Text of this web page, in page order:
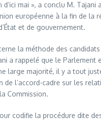
d’ici mai », a conclu M. Tajani
européenne à la fin de la
et de gouvernement.
la méthode des
a rappelé que le Parlement
large majorité, il y a tout
de l’accord-cadre sur les
Commission.
codifie la procédure dite